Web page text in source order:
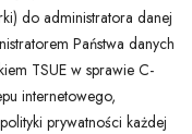
do administratora danej
Państwa danych
TSUE w sprawie C-
internetowego,
prywatności każdej